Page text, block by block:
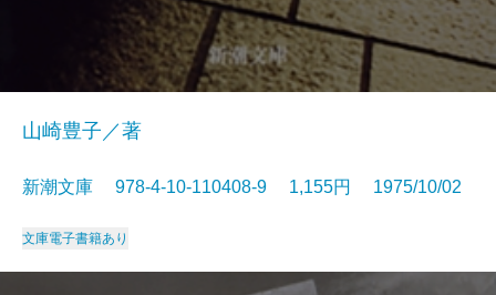
山崎豊子／著
新潮文庫 978-4-10-110408-9 1,155円 1975/10/02
文庫電子書籍あり